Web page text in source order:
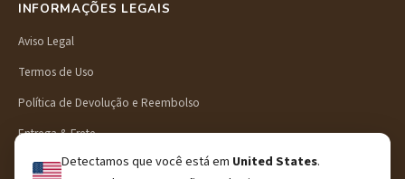
Detectamos que você está em United States.
INFORMAÇÕES LEGAIS
Aviso Legal
Termos de Uso
Política de Devolução e Reembolso
Entrega & Frete
Política de Privacidade